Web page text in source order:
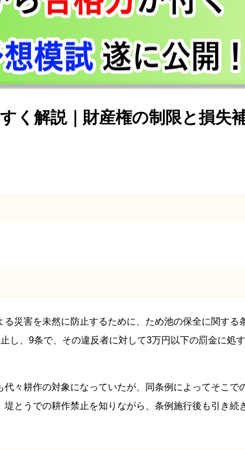
く解説｜財産権の制限と損失
災害を未然に防止するために、ため池の保全に関する
し、9条で、その違反者に対して3万円以下の罰金に処
々耕作の対象になっていたが、同条例によってそこで
とうでの耕作禁止を知りながら、条例施行後も引き続